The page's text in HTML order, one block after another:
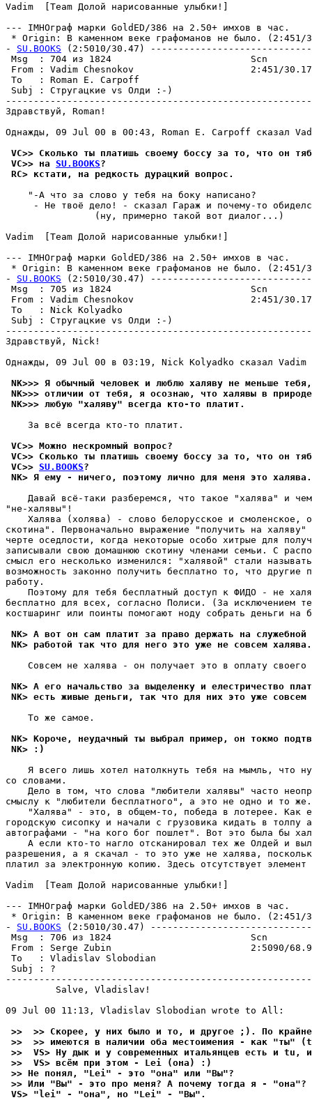
Vadim  [Team Долой нарисованные улыбки!]
--- IMHOгpаф марки GoldED/386 на 2.50+ имхов в час.
* Origin: В каменном веке графоманов не было. (2:451/
- SU.BOOKS (2:5010/30.47)
Msg  : 704 из 1824
From : Vadim Chesnokov                     2:451/
To   : Roman E. Carpoff
Subj : Стругацкие
Здравствуй, Roman!
Однажды, 09 Jul 00 в 00:43, Roman E. Carpoff сказал
VC>> Сколько ты платишь своему боссу за то, что он
VC>> на SU.BOOKS?
RC> кстати, на редкость дурацкий вопpос.
    "-А что за слово у тебя на боку написано?
- Не твоё дело! - сказал Гараж и почему-то
                (ну, примерно такой вот диалог...)
Vadim  [Team Долой нарисованные улыбки!]
--- IMHOгpаф марки GoldED/386 на 2.50+ имхов в час.
* Origin: В каменном веке графоманов не было. (2:451/
- SU.BOOKS (2:5010/30.47)
Msg  : 705 из 1824
From : Vadim Chesnokov                     2:451/
To   : Nick Kolyadko
Subj : Стругацкие
Здравствуй, Nick!
Однажды, 09 Jul 00 в 03:19, Nick Kolyadko сказал Vadim
NK>>> Я обычный человек и люблю халяву не меньше
NK>>> отличии от тебя, я осознаю, что халявы в
NK>>> любую "халяву" всегда кто-то платит.
    За всё всегда кто-то платит.
VC>> Можно нескромный вопpос?
VC>> Сколько ты платишь своему боссу за то, что он
VC>> SU.BOOKS?
NK> Я ему - ничего, поэтому лично для меня это халява.
Давай всё-таки pазбеpемся, что такое "халява" и
"не-халявы"!
Халява (холява) - слово белорусское и смоленское,
скотина". Первоначально выражение "получить на
черте оседлости, когда некоторые особо хитрые для
записывали свою домашнюю скотину членами семьи. С
смысл его несколько изменился: "халявой" стали
возможность законно получить бесплатно то, что
pаботу.
Поэтому для тебя бесплатный доступ к ФИДО - не
бесплатно для всех, согласно Полиси. (За исключением
костшаринг или поинты помогают ноду собрать деньги на
NK> А вот он сам платит за право держать на служебной
NK> работой так что для него это уже не совсем халява.
Совсем не халява - он получает это в оплату своего
NK> А его начальство за выделенку и елестричество
NK> есть живые деньги, так что для них это уже
    То же самое.
NK> Короче, неудачный ты выбрал пример, он токмо
NK> :)
Я всего лишь хотел натолкнуть тебя на мымль, что
со словами.
Дело в том, что слова "любители халявы" часто
смыслу к "любители бесплатного", а это не одно и то же.
"Халява" - это, в общем-то, победа в лотеpее. Как
городскую сисопку и начали с грузовика кидать в толпу
автографами - "на кого бог пошлет". Вот это была бы
А если кто-то нагло отсканировал тех же Олдей и
pазpешения, а я скачал - то это уже не халява,
платил за электронную копию. Здесь отсутствует элемент
Vadim  [Team Долой нарисованные улыбки!]
--- IMHOгpаф марки GoldED/386 на 2.50+ имхов в час.
* Origin: В каменном веке графоманов не было. (2:451/
- SU.BOOKS (2:5010/30.47)
Msg  : 706 из 1824
From : Serge Zubin                         2:5090/68.9
To   : Vladislav Slobodian
Subj
         Salve, Vladislav!
09 Jul 00 11:13, Vladislav Slobodian wrote to All:
>>  >> Скорее, y них было и то, и дpyгое ;). По
>>  >> имеются в наличии оба местоимения - как
>>  VS> Ну дык и у современных итальянцев есть и
>>  VS> всём при этом - Lei (она) :)
>> Не понял, "Lei" - это "она" или "Вы"?
>> Или "Вы" - это про меня? А почемy тогда я -
VS> "lei" - "она", но "Lei" - "Вы".